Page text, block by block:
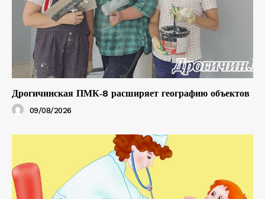
Дрогичинская ПМК‑8 расширяет географию объектов
09/08/2026